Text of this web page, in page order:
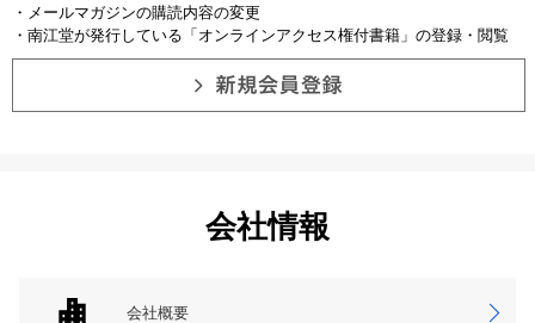
・メールマガジンの購読内容の変更
・南江堂が発行している「オンラインアクセス権付書籍」の登録・閲覧
会社情報
会社概要